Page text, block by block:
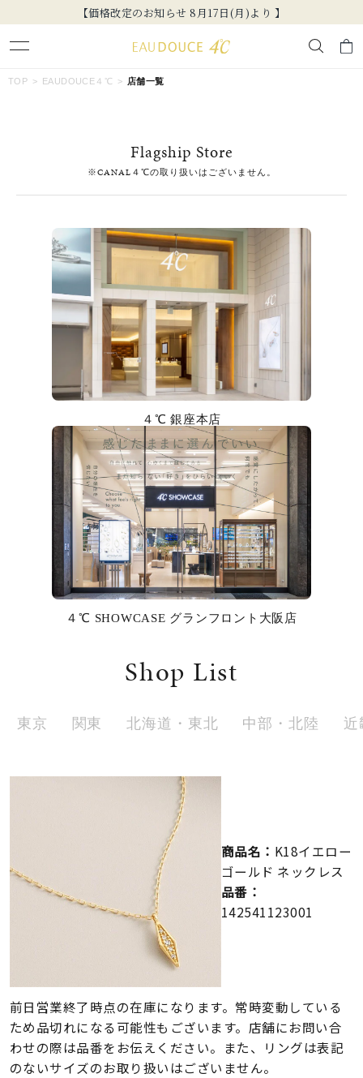
【価格改定のお知らせ 8月17日(月)より 】
#ダイヤモンド ネックレス
EAU DOUCE４℃
カテゴリー すべてのジュエリー
ファッションテイスト
着用シーン
在庫 在庫ありのみ すべて表示
TOP EAUDOUCE４℃ 店舗一覧
Flagship Store
※CANAL４℃の取り扱いはございません。
４℃ 銀座本店
４℃ SHOWCASE グランフロント大阪店
Shop List
東京 関東 北海道・東北 中部・北陸 近
商品名： K18イエロー
ゴールド ネックレス
品番：
142541123001
前日営業終了時点の在庫になります。常時変動している
ため品切れになる可能性もございます。店舗にお問い合
わせの際は品番をお伝えください。また、リングは表記
のないサイズのお取り扱いはございません。